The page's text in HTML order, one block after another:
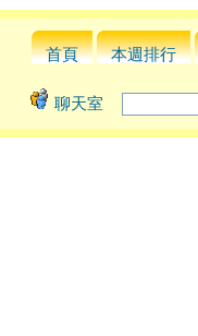
首頁 本週排行
聊天室